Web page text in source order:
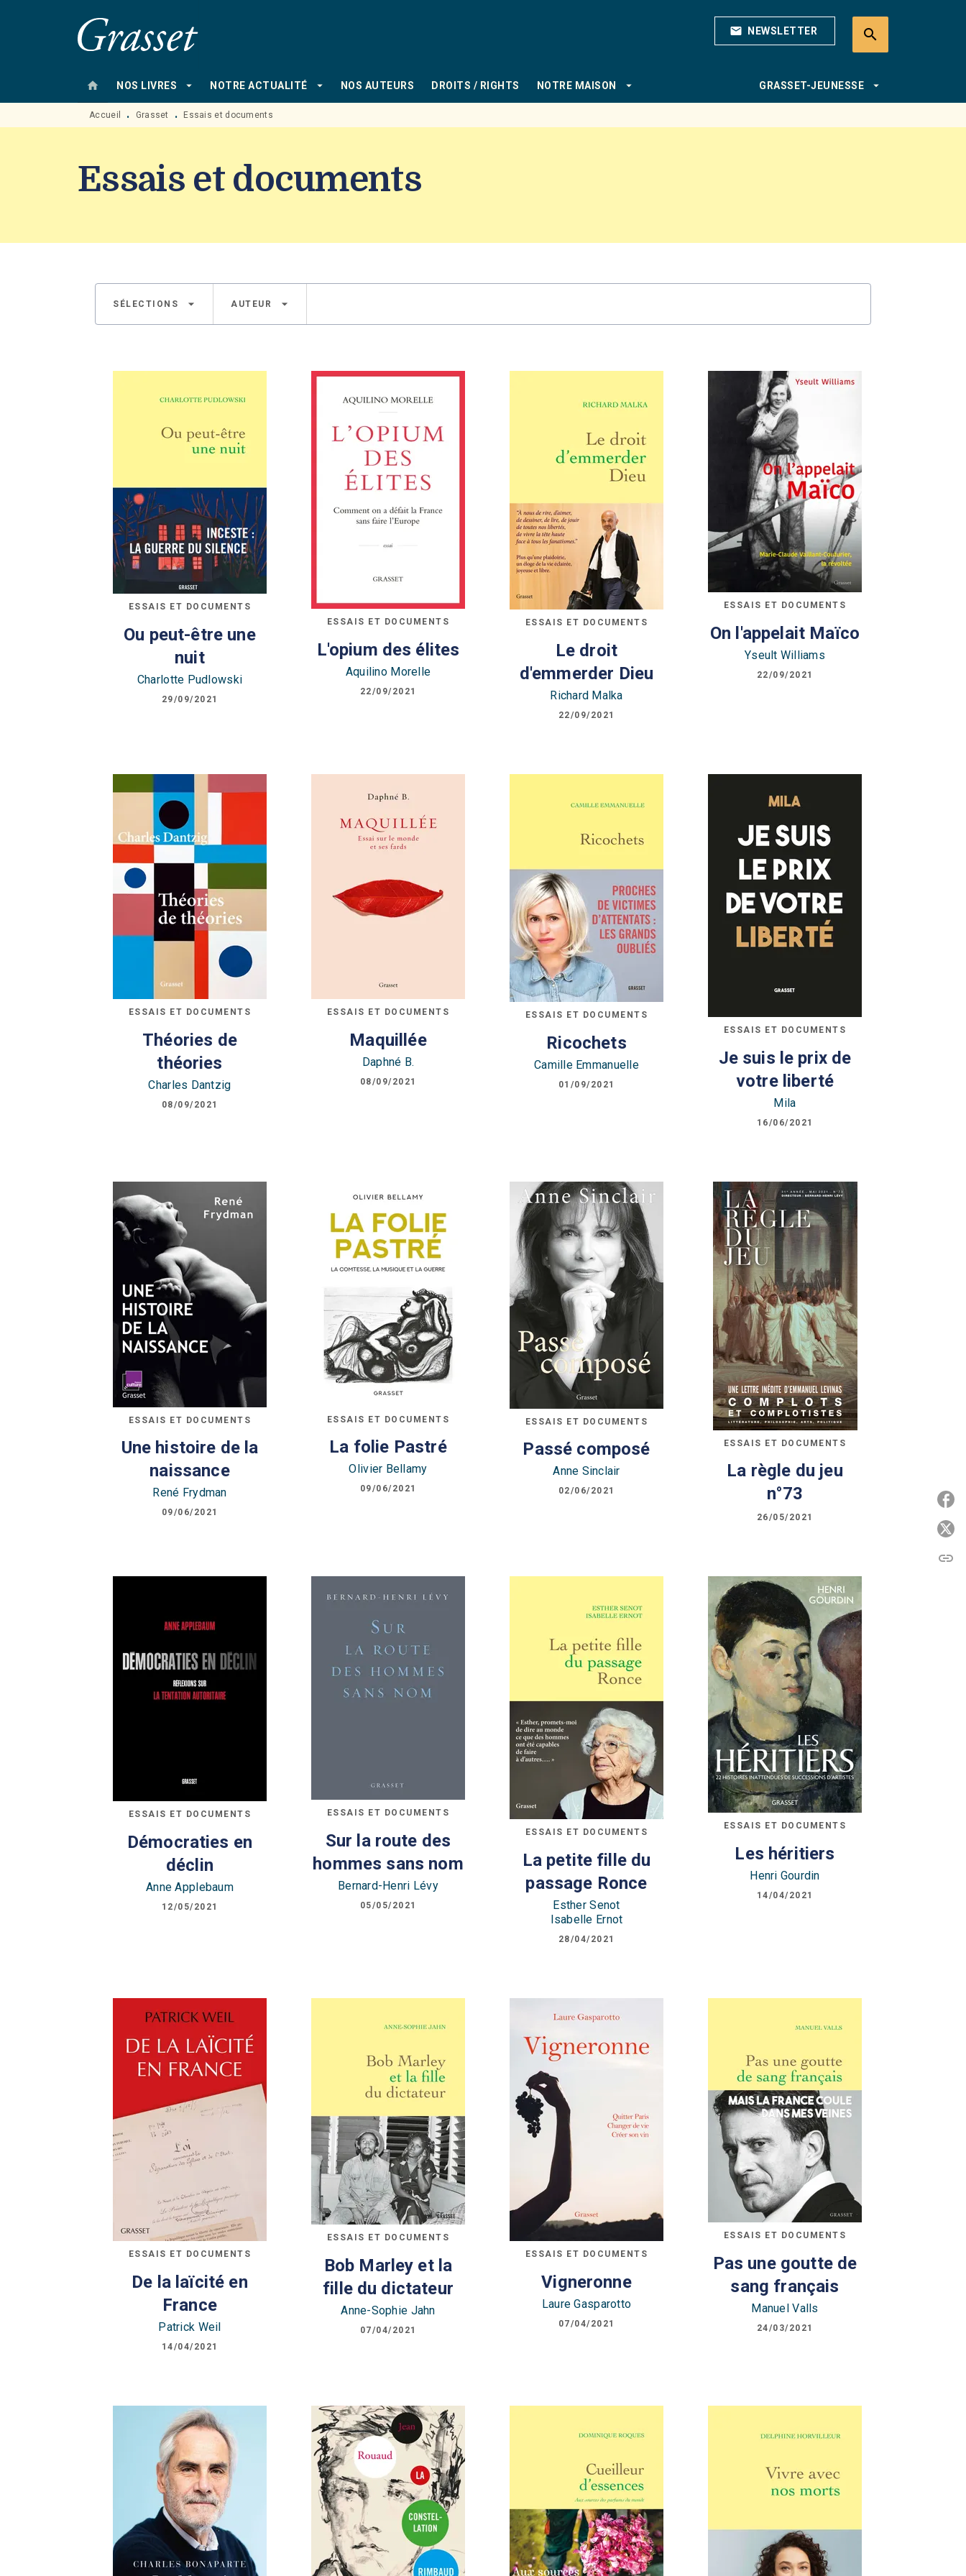
MENU RECHERCHE mail NEWSLETTER search
home NOS LIVRES arrow_drop_down NOTRE ACTUALITÉ arrow_drop_down NOS AUTEURS DROITS / RIGHTS NOTRE MAISON arrow_drop_down GRASSET-JEUNESSE arrow_drop_down
Accueil • Grasset • Essais et documents
Essais et documents
SÉLECTIONS arrow_drop_down AUTEUR arrow_drop_down
ESSAIS ET DOCUMENTS
Ou peut-être une
nuit
Charlotte Pudlowski
29/09/2021
ESSAIS ET DOCUMENTS
L'opium des élites
Aquilino Morelle
22/09/2021
ESSAIS ET DOCUMENTS
Le droit
d'emmerder Dieu
Richard Malka
22/09/2021
ESSAIS ET DOCUMENTS
On l'appelait Maïco
Yseult Williams
22/09/2021
ESSAIS ET DOCUMENTS
Théories de
théories
Charles Dantzig
08/09/2021
ESSAIS ET DOCUMENTS
Maquillée
Daphné B.
08/09/2021
ESSAIS ET DOCUMENTS
Ricochets
Camille Emmanuelle
01/09/2021
ESSAIS ET DOCUMENTS
Je suis le prix de
votre liberté
Mila
16/06/2021
ESSAIS ET DOCUMENTS
Une histoire de la
naissance
René Frydman
09/06/2021
ESSAIS ET DOCUMENTS
La folie Pastré
Olivier Bellamy
09/06/2021
ESSAIS ET DOCUMENTS
Passé composé
Anne Sinclair
02/06/2021
ESSAIS ET DOCUMENTS
La règle du jeu
n°73
26/05/2021
ESSAIS ET DOCUMENTS
Démocraties en
déclin
Anne Applebaum
12/05/2021
ESSAIS ET DOCUMENTS
Sur la route des
hommes sans nom
Bernard-Henri Lévy
05/05/2021
ESSAIS ET DOCUMENTS
La petite fille du
passage Ronce
Esther Senot
Isabelle Ernot
28/04/2021
ESSAIS ET DOCUMENTS
Les héritiers
Henri Gourdin
14/04/2021
ESSAIS ET DOCUMENTS
De la laïcité en
France
Patrick Weil
14/04/2021
ESSAIS ET DOCUMENTS
Bob Marley et la
fille du dictateur
Anne-Sophie Jahn
07/04/2021
ESSAIS ET DOCUMENTS
Vigneronne
Laure Gasparotto
07/04/2021
ESSAIS ET DOCUMENTS
Pas une goutte de
sang français
Manuel Valls
24/03/2021
link